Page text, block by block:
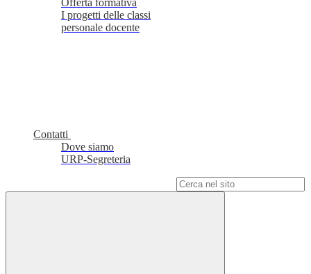
Offerta formativa
I progetti delle classi
personale docente
Contatti
Dove siamo
URP-Segreteria